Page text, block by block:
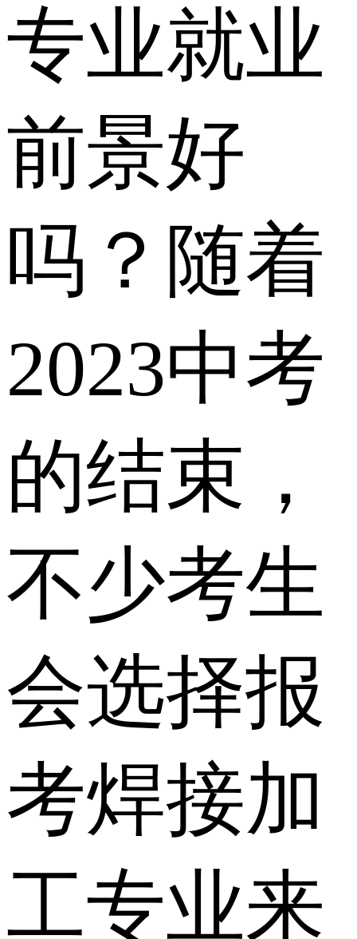
专业就业
前景好
吗？随着
2023中考
的结束，
不少考生
会选择报
考焊接加
工专业来